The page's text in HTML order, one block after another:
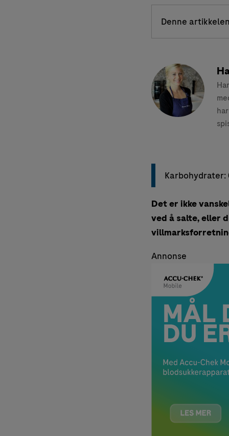
Denne
Karbohydrater:
Det er ikke
ved å salte, eller
Annonse